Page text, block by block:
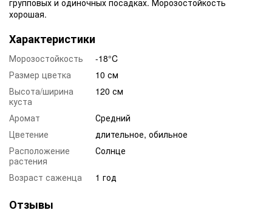
хорошая.
Характеристики
Морозостойкость
-18°C
Размер цветка
10 см
Высота/ширина
куста
120 см
Аромат
Средний
Цветение
длительное, обильное
Расположение
растения
Солнце
Возраст саженца 1 год
Отзывы